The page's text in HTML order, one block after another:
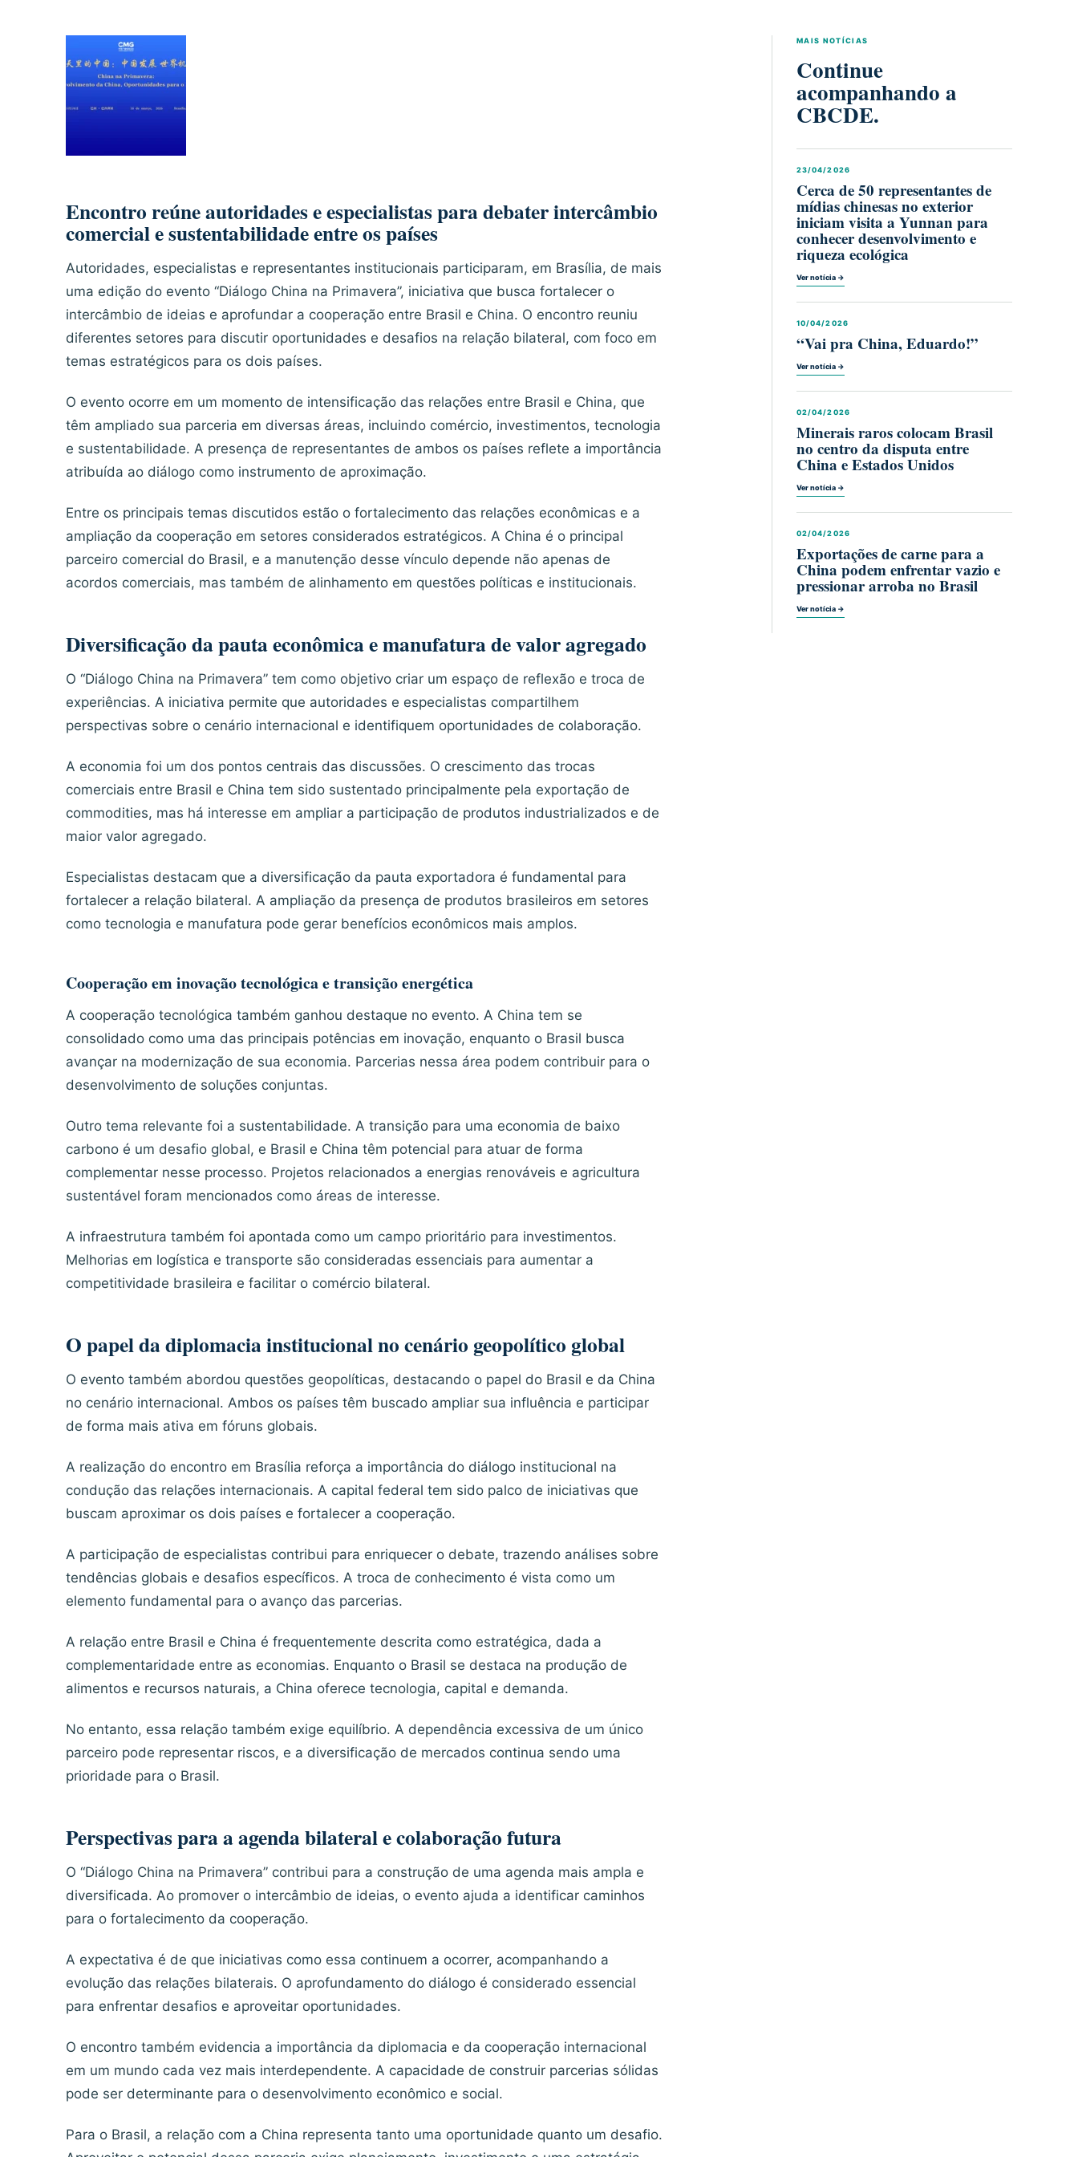
Encontro reúne autoridades e especialistas para debater intercâmbio
comercial e sustentabilidade entre os países
Autoridades, especialistas e representantes institucionais participaram, em Brasília, de mais
uma edição do evento “Diálogo China na Primavera”, iniciativa que busca fortalecer o
intercâmbio de ideias e aprofundar a cooperação entre Brasil e China. O encontro reuniu
diferentes setores para discutir oportunidades e desafios na relação bilateral, com foco em
temas estratégicos para os dois países.
O evento ocorre em um momento de intensificação das relações entre Brasil e China, que
têm ampliado sua parceria em diversas áreas, incluindo comércio, investimentos, tecnologia
e sustentabilidade. A presença de representantes de ambos os países reflete a importância
atribuída ao diálogo como instrumento de aproximação.
Entre os principais temas discutidos estão o fortalecimento das relações econômicas e a
ampliação da cooperação em setores considerados estratégicos. A China é o principal
parceiro comercial do Brasil, e a manutenção desse vínculo depende não apenas de
acordos comerciais, mas também de alinhamento em questões políticas e institucionais.
Diversificação da pauta econômica e manufatura de valor agregado
O “Diálogo China na Primavera” tem como objetivo criar um espaço de reflexão e troca de
experiências. A iniciativa permite que autoridades e especialistas compartilhem
perspectivas sobre o cenário internacional e identifiquem oportunidades de colaboração.
A economia foi um dos pontos centrais das discussões. O crescimento das trocas
comerciais entre Brasil e China tem sido sustentado principalmente pela exportação de
commodities, mas há interesse em ampliar a participação de produtos industrializados e de
maior valor agregado.
Especialistas destacam que a diversificação da pauta exportadora é fundamental para
fortalecer a relação bilateral. A ampliação da presença de produtos brasileiros em setores
como tecnologia e manufatura pode gerar benefícios econômicos mais amplos.
Cooperação em inovação tecnológica e transição energética
A cooperação tecnológica também ganhou destaque no evento. A China tem se
consolidado como uma das principais potências em inovação, enquanto o Brasil busca
avançar na modernização de sua economia. Parcerias nessa área podem contribuir para o
desenvolvimento de soluções conjuntas.
Outro tema relevante foi a sustentabilidade. A transição para uma economia de baixo
carbono é um desafio global, e Brasil e China têm potencial para atuar de forma
complementar nesse processo. Projetos relacionados a energias renováveis e agricultura
sustentável foram mencionados como áreas de interesse.
A infraestrutura também foi apontada como um campo prioritário para investimentos.
Melhorias em logística e transporte são consideradas essenciais para aumentar a
competitividade brasileira e facilitar o comércio bilateral.
O papel da diplomacia institucional no cenário geopolítico global
O evento também abordou questões geopolíticas, destacando o papel do Brasil e da China
no cenário internacional. Ambos os países têm buscado ampliar sua influência e participar
de forma mais ativa em fóruns globais.
A realização do encontro em Brasília reforça a importância do diálogo institucional na
condução das relações internacionais. A capital federal tem sido palco de iniciativas que
buscam aproximar os dois países e fortalecer a cooperação.
A participação de especialistas contribui para enriquecer o debate, trazendo análises sobre
tendências globais e desafios específicos. A troca de conhecimento é vista como um
elemento fundamental para o avanço das parcerias.
A relação entre Brasil e China é frequentemente descrita como estratégica, dada a
complementaridade entre as economias. Enquanto o Brasil se destaca na produção de
alimentos e recursos naturais, a China oferece tecnologia, capital e demanda.
No entanto, essa relação também exige equilíbrio. A dependência excessiva de um único
parceiro pode representar riscos, e a diversificação de mercados continua sendo uma
prioridade para o Brasil.
Perspectivas para a agenda bilateral e colaboração futura
O “Diálogo China na Primavera” contribui para a construção de uma agenda mais ampla e
diversificada. Ao promover o intercâmbio de ideias, o evento ajuda a identificar caminhos
para o fortalecimento da cooperação.
A expectativa é de que iniciativas como essa continuem a ocorrer, acompanhando a
evolução das relações bilaterais. O aprofundamento do diálogo é considerado essencial
para enfrentar desafios e aproveitar oportunidades.
O encontro também evidencia a importância da diplomacia e da cooperação internacional
em um mundo cada vez mais interdependente. A capacidade de construir parcerias sólidas
pode ser determinante para o desenvolvimento econômico e social.
Para o Brasil, a relação com a China representa tanto uma oportunidade quanto um desafio.
MAIS NOTÍCIAS
Continue
acompanhando a
CBCDE.
23/04/2026
Cerca de 50 representantes de
mídias chinesas no exterior
iniciam visita a Yunnan para
conhecer desenvolvimento e
riqueza ecológica
Ver notícia →
10/04/2026
“Vai pra China, Eduardo!”
Ver notícia →
02/04/2026
Minerais raros colocam Brasil
no centro da disputa entre
China e Estados Unidos
Ver notícia →
02/04/2026
Exportações de carne para a
China podem enfrentar vazio e
pressionar arroba no Brasil
Ver notícia →